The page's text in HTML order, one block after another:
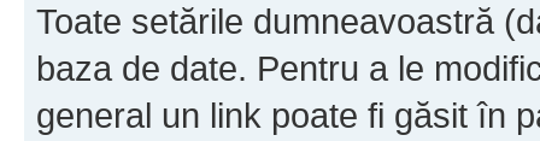
Toate setările dumneavoastră
baza de date. Pentru a le
general un link poate fi găsit în